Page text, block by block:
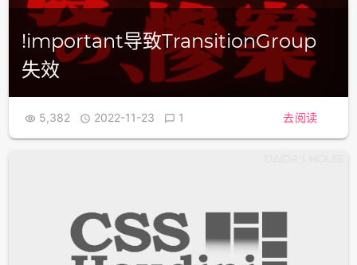
!important导致TransitionGroup
失效
 5,382  2022-11-23  1 去阅读